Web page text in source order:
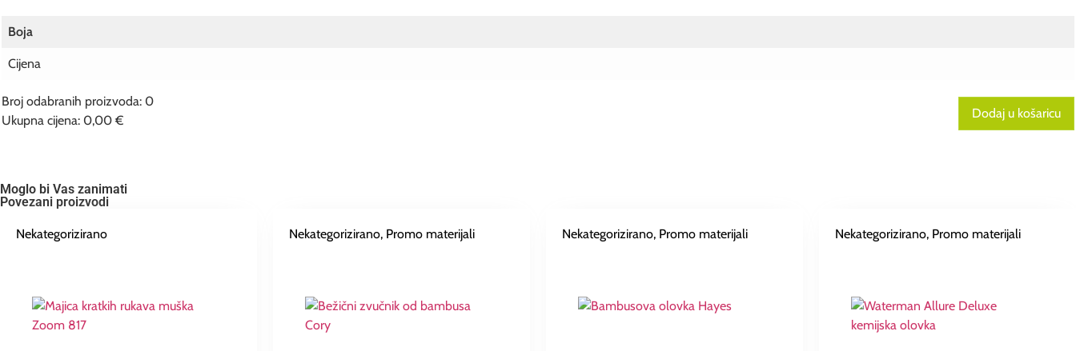
Boja
Cijena
Broj odabranih proizvoda: 0
Ukupna cijena: 0,00 €
Your
total
0,00 €
Dodaj u košaricu
Moglo bi Vas zanimati
Povezani proizvodi
Nekategorizirano Nekategorizirano, Promo materijali Nekategorizirano, Promo materijali Nekategorizirano, Promo materijali